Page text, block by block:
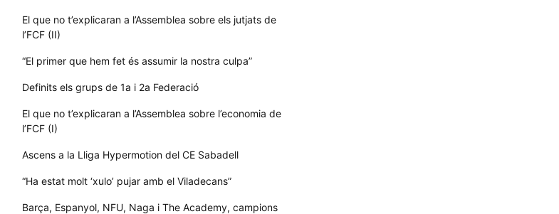
El que no t’explicaran a l’Assemblea sobre els jutjats de
l’FCF (II)
“El primer que hem fet és assumir la nostra culpa”
Definits els grups de 1a i 2a Federació
El que no t’explicaran a l’Assemblea sobre l’economia de
l’FCF (I)
Ascens a la Lliga Hypermotion del CE Sabadell
“Ha estat molt ‘xulo’ pujar amb el Viladecans”
Barça, Espanyol, NFU, Naga i The Academy, campions